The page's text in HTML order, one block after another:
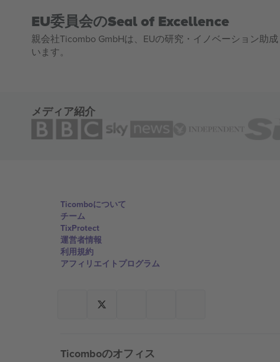
EU委員会のSeal of Excellence
親会社Ticombo GmbHは、EUの研究・イノベーション助
います。
メディア紹介
Ticomboについて
チーム
TixProtect
運営者情報
利用規約
アフィリエイトプログラム
Ticomboのオフィス